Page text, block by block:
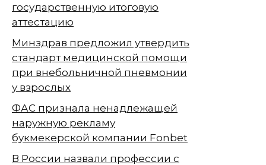
государственную итоговую
аттестацию
Минздрав предложил утвердить
стандарт медицинской помощи
при внебольничной пневмонии
у взрослых
ФАС признала ненадлежащей
наружную рекламу
букмекерской компании Fonbet
В России назвали профессии с